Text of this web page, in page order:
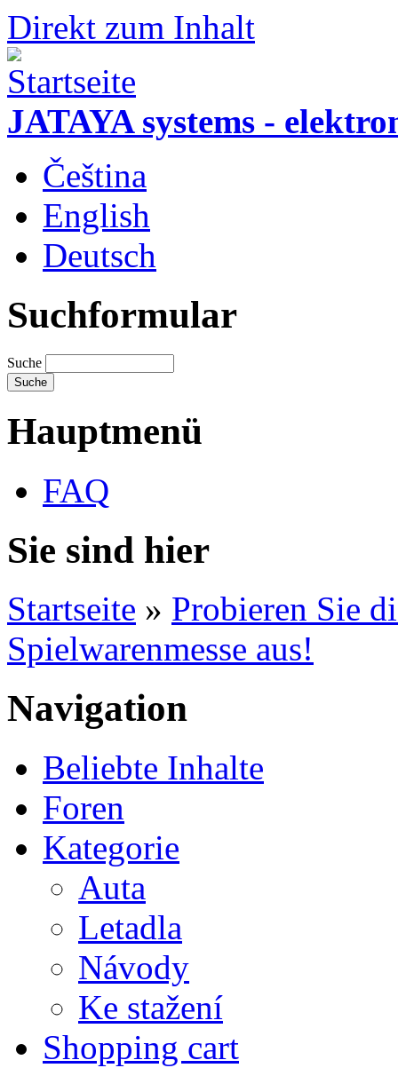
Direkt zum Inhalt
JATAYA systems -
Čeština
English
Deutsch
Suchformular
Suche
Hauptmenü
FAQ
Sie sind hier
Startseite » Probieren Sie
Spielwarenmesse aus!
Navigation
Beliebte Inhalte
Foren
Kategorie
Auta
Letadla
Návody
Ke stažení
Shopping cart